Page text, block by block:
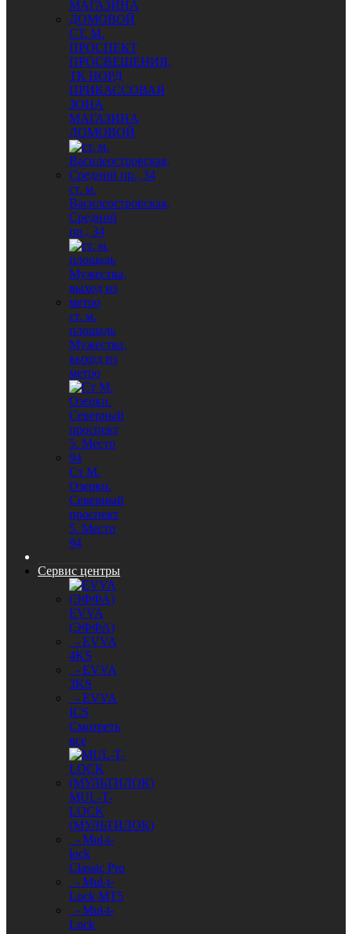
СТ. М.
ПРОСПЕКТ
ПРОСВЕЩЕНИЯ,
ТК НОРД
ПРИКАССОВАЯ
ЗОНА
МАГАЗИНА
ДОМОВОЙ
ст. м.
Василеостровская,
Средний
пр., 34
ст. м.
площадь
Мужества,
выход из
метро
Ст М.
Озерки.
Северный
проспект
5. Место
94
Сервис центры
EVVA
(ЭФФА)
- EVVA
4KS
- EVVA
3KS
- EVVA
ICS
Смотреть
все
MUL-T-
LOCK
(МУЛЬТИЛОК)
- Mul-t-
lock
Classic Pro
- Mul-t-
Lock MT5
- Mul-t-
Lock